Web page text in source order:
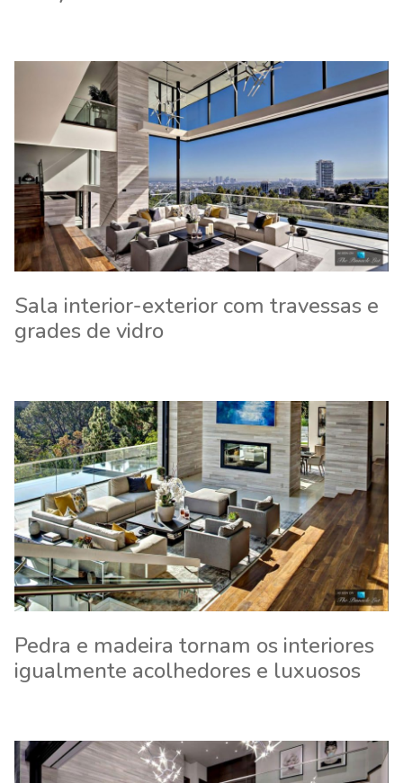
Sala interior-exterior com travessas e
grades de vidro
Pedra e madeira tornam os interiores
igualmente acolhedores e luxuosos